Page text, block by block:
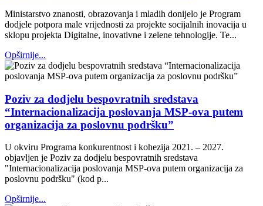
Ministarstvo znanosti, obrazovanja i mladih donijelo je Program
dodjele potpora male vrijednosti za projekte socijalnih inovacija u
sklopu projekta Digitalne, inovativne i zelene tehnologije. Te...
Opširnije...
Poziv za dodjelu bespovratnih sredstava
“Internacionalizacija poslovanja MSP-ova putem
organizacija za poslovnu podršku”
U okviru Programa konkurentnost i kohezija 2021. – 2027.
objavljen je Poziv za dodjelu bespovratnih sredstava
"Internacionalizacija poslovanja MSP-ova putem organizacija za
poslovnu podršku" (kod p...
Opširnije...